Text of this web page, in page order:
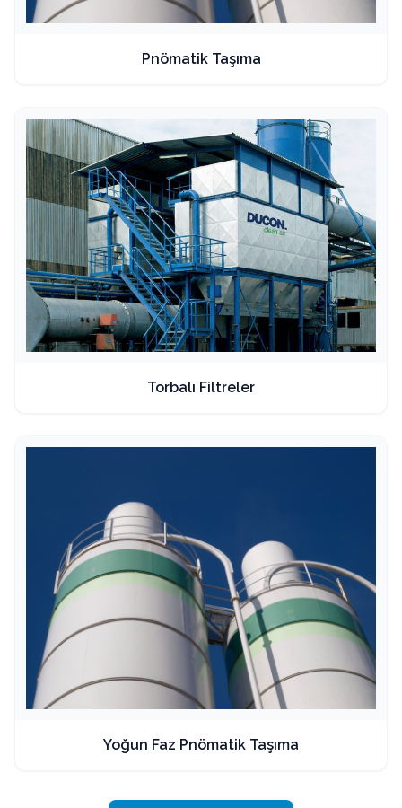
Pnömatik Taşıma
Torbalı Filtreler
Yoğun Faz Pnömatik Taşıma